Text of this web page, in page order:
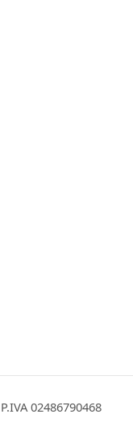
02486790468